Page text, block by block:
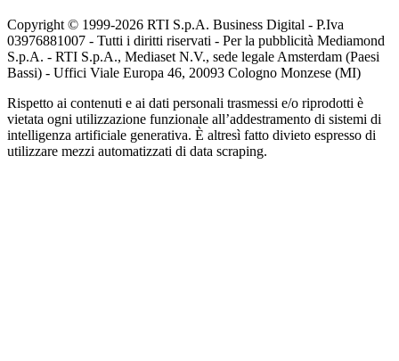
Copyright © 1999-2026 RTI S.p.A. Business Digital - P.Iva
03976881007 - Tutti i diritti riservati - Per la pubblicità Mediamond
S.p.A. - RTI S.p.A., Mediaset N.V., sede legale Amsterdam (Paesi
Bassi) - Uffici Viale Europa 46, 20093 Cologno Monzese (MI)
Rispetto ai contenuti e ai dati personali trasmessi e/o riprodotti è
vietata ogni utilizzazione funzionale all’addestramento di sistemi di
intelligenza artificiale generativa. È altresì fatto divieto espresso di
utilizzare mezzi automatizzati di data scraping.